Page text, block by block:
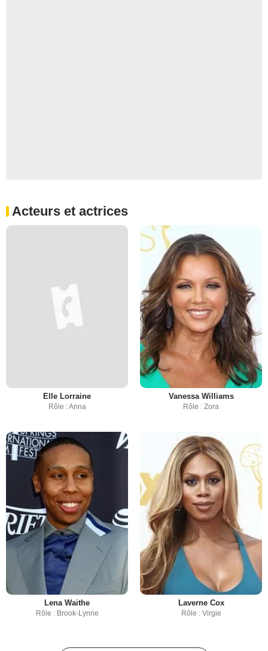
Acteurs et actrices
Elle Lorraine
Rôle : Anna
Vanessa Williams
Rôle : Zora
Lena Waithe
Rôle : Brook-Lynne
Laverne Cox
Rôle : Virgie